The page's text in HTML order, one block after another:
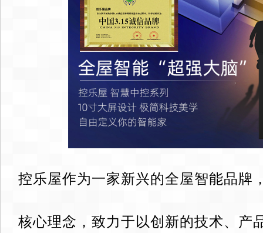
控乐屋作为一家新兴的全屋智能品牌
核心理念，致力于以创新的技术、产